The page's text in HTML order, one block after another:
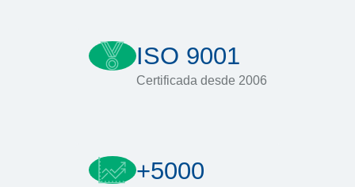
ISO 9001
Certificada desde 2006
+5000